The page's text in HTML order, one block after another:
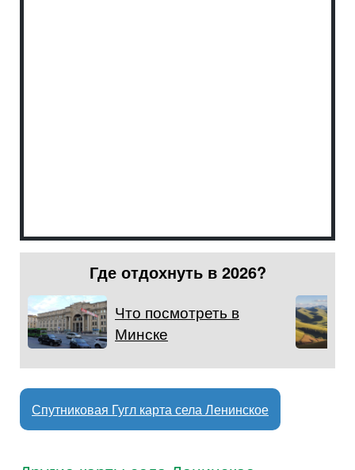
Где отдохнуть в 2026?
Что посмотреть в
Минске
Спутниковая Гугл карта села Ленинское